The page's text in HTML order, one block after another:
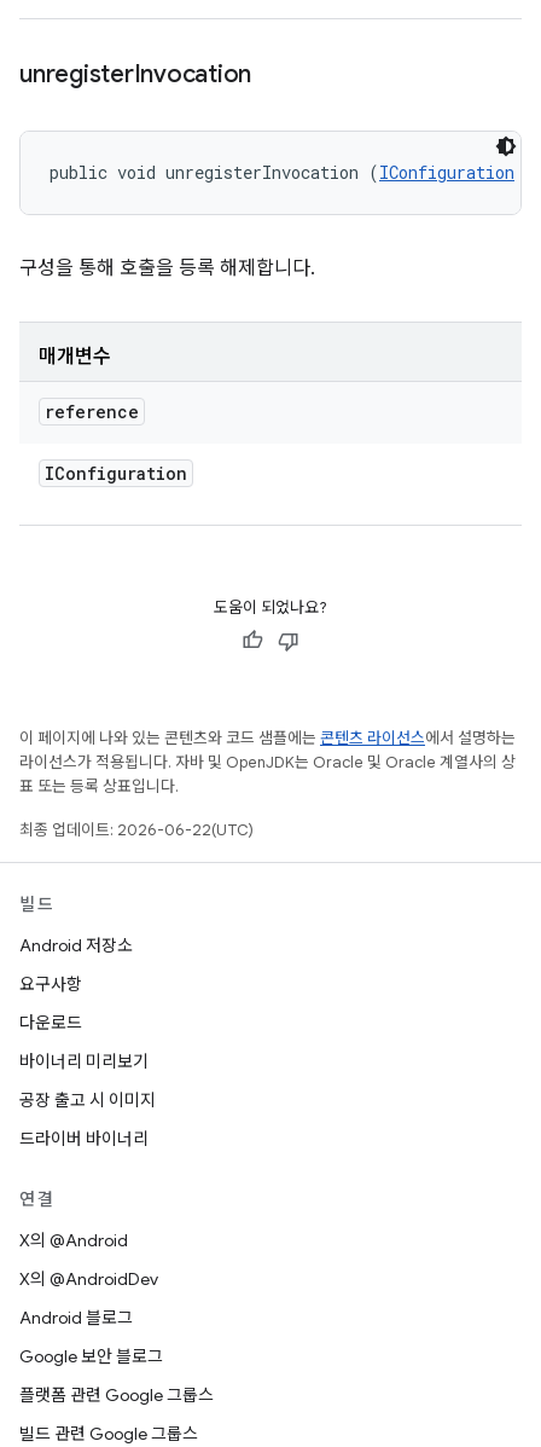
unregisterInvocation
public void unregisterInvocation (IConfiguration
구성을 통해 호출을 등록 해제합니다.
매개변수
reference
IConfiguration
도움이 되었나요?
이 페이지에 나와 있는 콘텐츠와 코드 샘플에는 콘텐츠 라이선스에서 설명하는
라이선스가 적용됩니다. 자바 및 OpenJDK는 Oracle 및 Oracle 계열사의 상
표 또는 등록 상표입니다.
최종 업데이트: 2026-06-22(UTC)
빌드
Android 저장소
요구사항
다운로드
바이너리 미리보기
공장 출고 시 이미지
드라이버 바이너리
연결
X의 @Android
X의 @AndroidDev
Android 블로그
Google 보안 블로그
플랫폼 관련 Google 그룹스
빌드 관련 Google 그룹스